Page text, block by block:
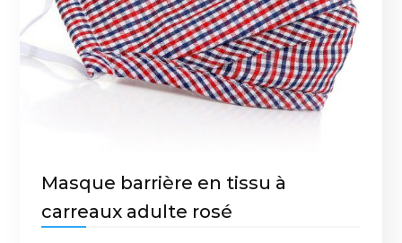
Masque barrière en tissu à
carreaux adulte rosé